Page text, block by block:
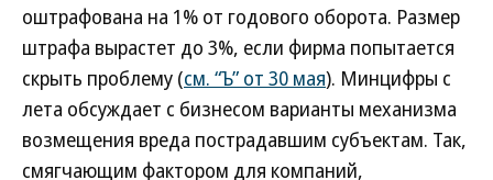
оштрафована на 1% от годового оборота. Размер
штрафа вырастет до 3%, если фирма попытается
скрыть проблему (см. “Ъ” от 30 мая). Минцифры с
лета обсуждает с бизнесом варианты механизма
возмещения вреда пострадавшим субъектам. Так,
смягчающим фактором для компаний,